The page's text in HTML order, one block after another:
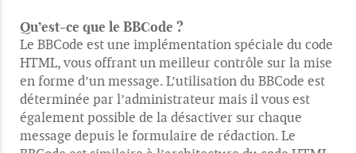
Qu’est-ce que le BBCode ?
Le BBCode est une implémentation spéciale du code
HTML, vous offrant un meilleur contrôle sur la mise
en forme d’un message. L’utilisation du BBCode est
déterminée par l’administrateur mais il vous est
également possible de la désactiver sur chaque
message depuis le formulaire de rédaction. Le